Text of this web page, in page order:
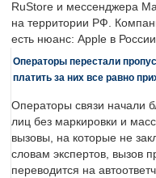
RuStore и мессенджера
на территории РФ.
есть нюанс: Apple в
Операторы перестали
платить за них все равно
Операторы связи начали
лиц без маркировки и
вызовы, на которые не
словам экспертов, вызов
переводится на